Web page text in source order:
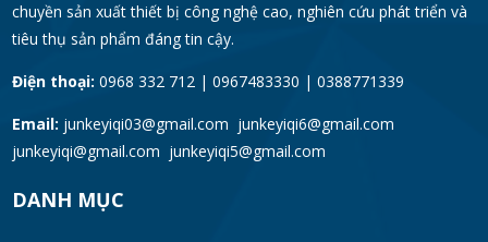
chuyền sản xuất thiết bị công nghệ cao, nghiên cứu phát triển và
tiêu thụ sản phẩm đáng tin cậy.
Điện thoại: 0968 332 712 | 0967483330 | 0388771339
Email: junkeyiqi03@gmail.com junkeyiqi6@gmail.com
junkeyiqi@gmail.com junkeyiqi5@gmail.com
DANH MỤC